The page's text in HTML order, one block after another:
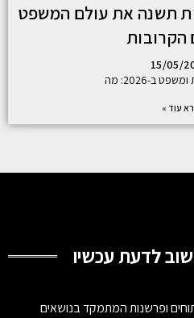
תשנה את עולם המשפט
הקרובות
15/05/
ב-2026: מה
עוד »
לדעת עכשיו
ופרשנות המתמקד בנושאים